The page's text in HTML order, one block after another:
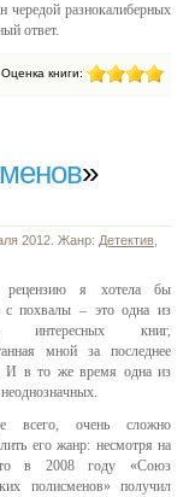
разнокалиберных
ответ.
Оценка книги:
»
2012. Жанр: Детектив
я хотела бы
с похвалы – это одна из
интересных книг,
мной за последнее
И в то же время одна из
всего, очень сложно
его жанр: несмотря на
в 2008 году «Союз
полисменов» получил